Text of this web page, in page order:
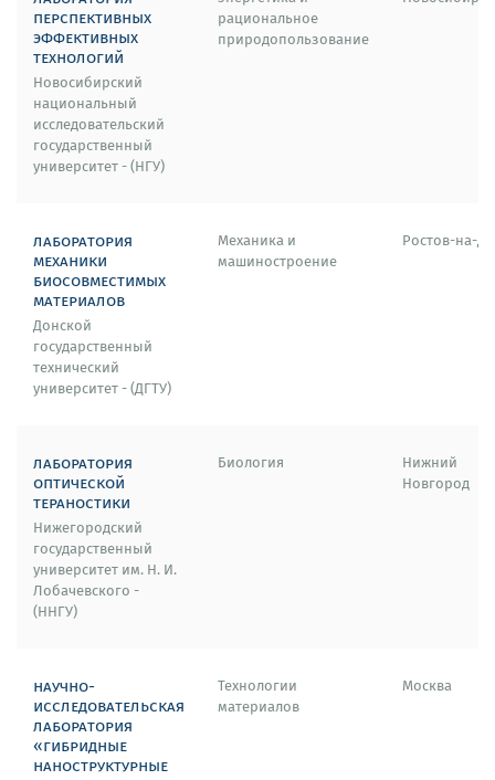
перспективных
эффективных
технологий
Новосибирский
национальный
исследовательский
государственный
университет - (НГУ)
рациональное
природопользование
лаборатория
механики
биосовместимых
материалов
Донской
государственный
технический
университет - (ДГТУ)
Механика и
машиностроение
Ростов-на-
лаборатория
оптической
тераностики
Нижегородский
государственный
университет им. Н. И.
Лобачевского -
(ННГУ)
Биология
Нижний
Новгород
научно-
исследовательская
лаборатория
«гибридные
наноструктурные
Технологии
материалов
Москва